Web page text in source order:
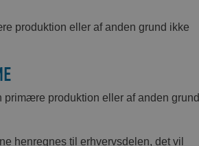
produktion eller af anden grund ikke
primære produktion eller af anden grund
henregnes til erhvervsdelen, det vil